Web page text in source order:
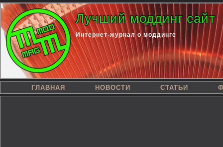
Лучший моддинг сайт
Интернет-журнал о моддинге
ГЛАВНАЯ НОВОСТИ СТАТЬИ